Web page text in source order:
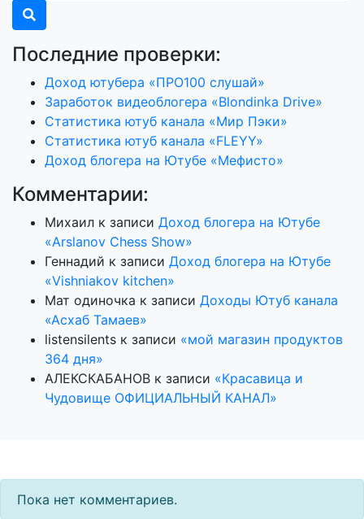
Последние проверки:
Доход ютубера «ПРО100 слушай»
Заработок видеоблогера «Blondinka Drive»
Статистика ютуб канала «Мир Пэки»
Статистика ютуб канала «FLEYY»
Доход блогера на Ютубе «Мефисто»
Комментарии:
Михаил к записи Доход блогера на Ютубе
«Arslanov Chess Show»
Геннадий к записи Доход блогера на Ютубе
«Vishniakov kitchen»
Мат одиночка к записи Доходы Ютуб канала
«Асхаб Тамаев»
listensilents к записи «мой магазин продуктов
364 дня»
АЛЕКСКАБАНОВ к записи «Красавица и
Чудовище ОФИЦИАЛЬНЫЙ КАНАЛ»
Пока нет комментариев.